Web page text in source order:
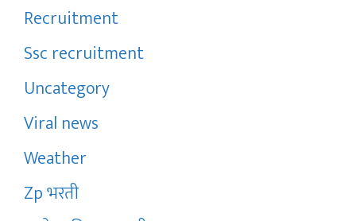
Recruitment
Ssc recruitment
Uncategory
Viral news
Weather
Zp भरती